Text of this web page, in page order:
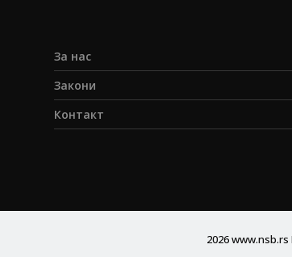
За нас
Закони
Контакт
2026www.nsb.rs